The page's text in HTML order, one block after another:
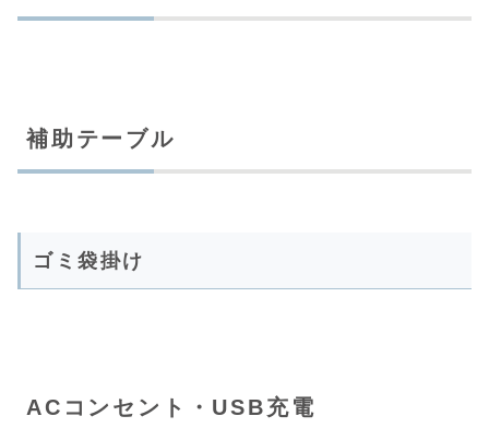
補助テーブル
ゴミ袋掛け
ACコンセント・USB充電